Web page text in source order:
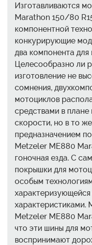
Изготавливаются
Marathon 150/80
компонентной
конкурирующие
два компонента
Целесообразно ли
изготовление не
сомнения,
мотоциклов
средствами в
скорости, но в то
предназначением
Metzeler ME880
гоночная езда. С
покрышки для
особым
характеристиками.
Metzeler ME880
что эти шины для
воспринимают